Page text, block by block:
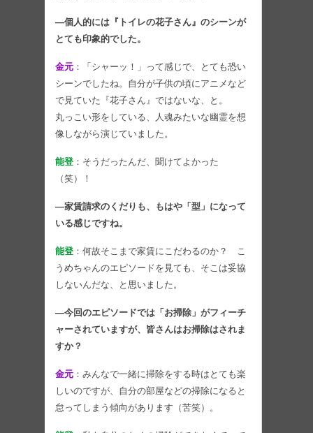
―個人的には『トイレの花子さん』のシーンが
とても印象的でした。
金元 ：「シャーッ！」って感じで、とても恐い
シーンでしたね。自分が子供の頃にアニメなど
で見ていた『花子さん』ではないな、と。
丸っこい形をしている、人魂みたいな幽霊を想
像しながら演じていました。
能登 ：そうだったんだ、聞けてよかった
（笑）！
―家賃請求のくだりも、もはや「型」になって
いる感じですね。
能登 ：何故そこまで家賃にこだわるのか？ こ
うめちゃんのエピソードを見ても、そこは妥協
しないんだな、と思いました。
―今回のエピソードでは「お掃除」がフィーチ
ャーされていますが、皆さんはお掃除はされま
すか？
金元 ：みんなで一緒に掃除をする時はとても楽
しいのですが、自分の部屋などの掃除になると
怠ってしまう傾向があります（苦笑）。